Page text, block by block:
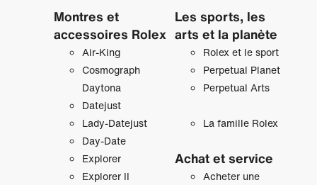
Montres et
accessoires Rolex
Air‑King
Cosmograph
Daytona
Datejust
Lady‑Datejust
Day‑Date
Explorer
Explorer II
Les sports, les
arts et la planète
Rolex et le sport
Perpetual Planet
Perpetual Arts
La famille Rolex
Achat et service
Acheter une